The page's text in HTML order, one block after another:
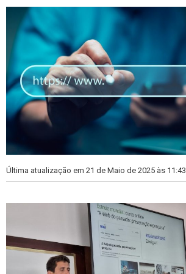
s
s
Última atualização em 21 de Maio de 2025 às 11:43